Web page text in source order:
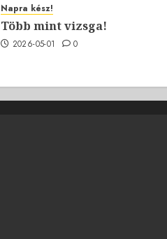
Napra kész!
Több mint vizsga!
2026-05-01 0